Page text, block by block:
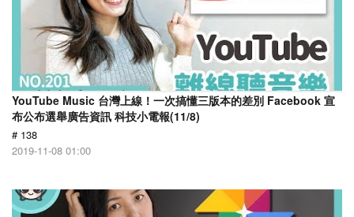
YouTube Music 台灣上線！一次搞懂三版本的差別 Facebook 宣
布公布選舉廣告資訊 科技小電報(11/8)
# 138
2019-11-08 01:00